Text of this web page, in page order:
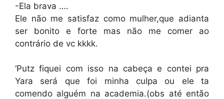
-Ela brava ….
Ele não me satisfaz como mulher,que adianta
ser bonito e forte mas não me comer ao
contrário de vc kkkk.
‘Putz fiquei com isso na cabeça e contei pra
Yara será que foi minha culpa ou ele ta
comendo alguém na academia.(obs até então